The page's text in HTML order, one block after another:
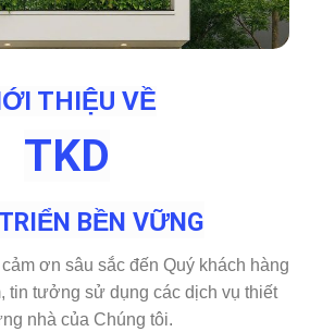
THIỆU VỀ
TKD
BỀN VỮNG
ơn sâu sắc đến Quý khách hàng
tin tưởng sử dụng các dịch vụ thiết
nhà của Chúng tôi.